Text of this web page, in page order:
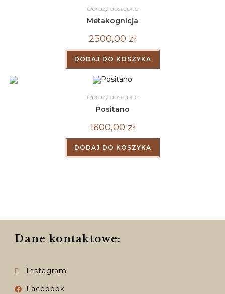
Obrazy dostępne
Metakognicja
2300,00 zł
DODAJ DO KOSZYKA
Obrazy dostępne
Positano
1600,00 zł
DODAJ DO KOSZYKA
Dane kontaktowe:
Instagram
Facebook